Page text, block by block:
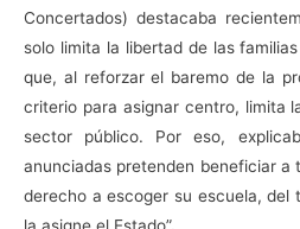
Concertados) destacaba
solo limita la libertad de las
que, al reforzar el baremo de la
criterio para asignar centro, limita
sector público. Por eso,
anunciadas pretenden beneficiar a
derecho a escoger su escuela, del